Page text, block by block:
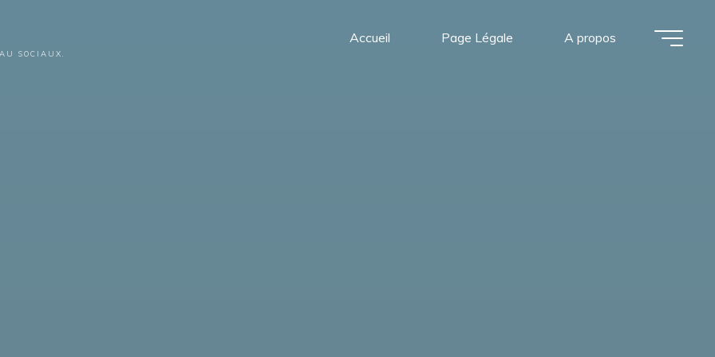
SOCIAUX.
Accueil Page Légale A propos